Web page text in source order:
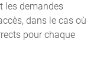
les demandes
dans le cas où
pour chaque